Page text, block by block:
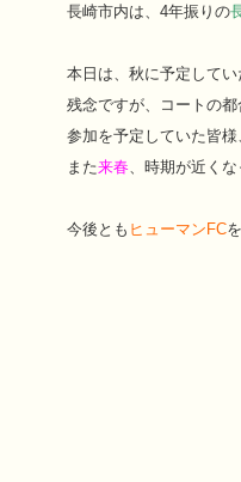
長崎市内は、4年振りの
本日は、秋に予定してい
残念ですが、コートの
参加を予定していた皆
また来春、時期が近く
今後とも ヒューマンFC